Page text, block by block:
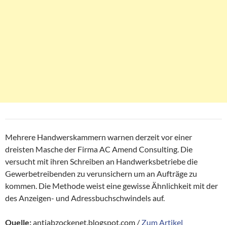
Mehrere Handwerskammern warnen derzeit vor einer
dreisten Masche der Firma AC Amend Consulting. Die
versucht mit ihren Schreiben an Handwerksbetriebe die
Gewerbetreibenden zu verunsichern um an Aufträge zu
kommen. Die Methode weist eine gewisse Ähnlichkeit mit der
des Anzeigen- und Adressbuchschwindels auf.
Quelle:antiabzockenet.blogspot.com / Zum Artikel